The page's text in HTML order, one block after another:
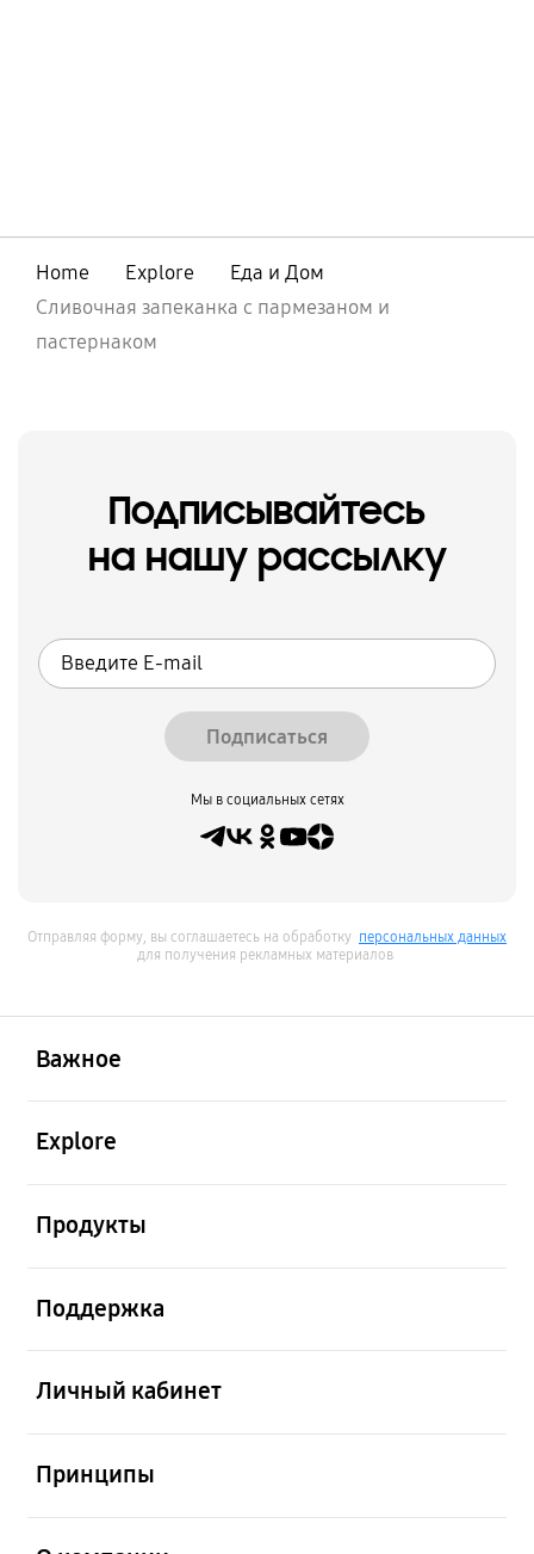
Home Explore
Еда и Дом
Сливочная запеканка с пармезаном и
пастернаком
Подписывайтесь
на нашу рассылку
Подписаться
Мы в социальных сетях
Отправляя форму, вы соглашаетесь на обработку персональных данных
для получения рекламных материалов
Важное
Explore
Продукты
Поддержка
Личный кабинет
Принципы